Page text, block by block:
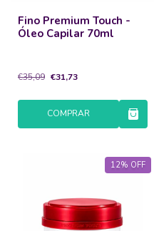
Fino Premium Touch -
Óleo Capilar 70ml
€35,09 €31,73
COMPRAR
12% OFF